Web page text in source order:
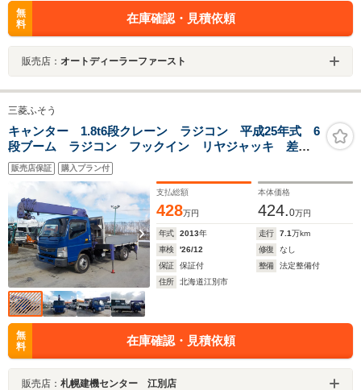
無
料
在庫確認・見積依頼
販売店： オートディーラーファースト
三菱ふそう
キャンター 1.8t6段クレーン ラジコン 平成25年式 6
段ブーム ラジコン フックイン リヤジャッキ 差違
いアウトリガー フルカワクレーン 荷台内寸
363cm×196cm 特殊シフト 走行71000Km 排気量
2990cc 3人乗り
販売店保証 購入プラン付
支払総額
428万円
本体価格
424.0万円
年式 2013年 走行 7.1万km
車検
'26/12 修復
なし
保証
保証付 整備
法定整備付
住所
北海道江別市
無
料
在庫確認・見積依頼
販売店： 札幌建機センター 江別店